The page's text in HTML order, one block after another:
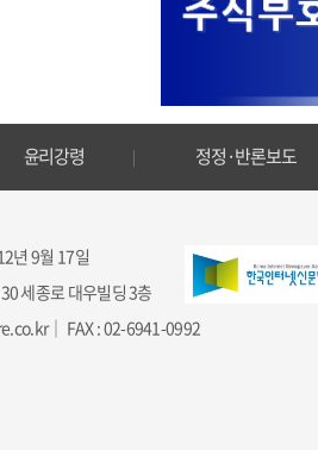
윤리강령 정정·반론보도
년 9월 17일
세종로 대우빌딩 3층
｜ FAX : 02-6941-0992